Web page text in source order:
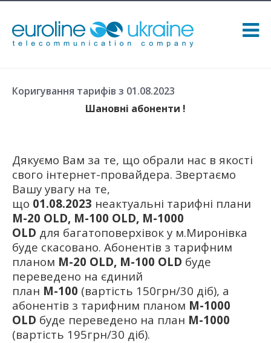
Коригування тарифів з 01.08.2023
Шановні абоненти !
Дякуємо Вам за те, що обрали нас в якості
свого інтернет-провайдера. Звертаємо
Вашу увагу на те,
що 01.08.2023 неактуальні тарифні плани
M-20 OLD, M-100 OLD, М-1000
OLD для багатоповерхівок у м.Миронівка
буде скасовано. Абонентів з тарифним
планом M-20 OLD, M-100 OLD буде
переведено на єдиний
план М-100 (вартість 150грн/30 діб), а
абонентів з тарифним планом М-1000
OLD буде переведено на план М-1000
(вартість 195грн/30 діб).